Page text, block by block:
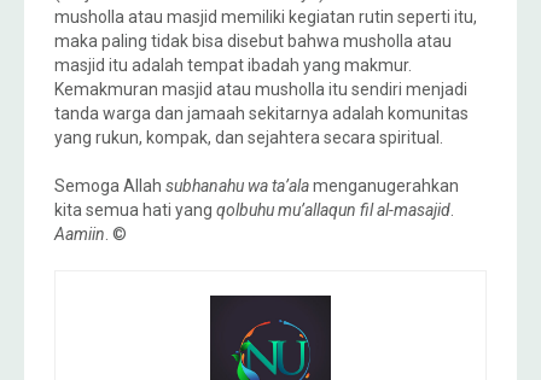
musholla atau masjid memiliki kegiatan rutin seperti itu,
maka paling tidak bisa disebut bahwa musholla atau
masjid itu adalah tempat ibadah yang makmur.
Kemakmuran masjid atau musholla itu sendiri menjadi
tanda warga dan jamaah sekitarnya adalah komunitas
yang rukun, kompak, dan sejahtera secara spiritual.
Semoga Allah subhanahu wa ta’alamenganugerahkan
kita semua hati yang qolbuhu mu’allaqun fil al-masajid
Aamiin . ©